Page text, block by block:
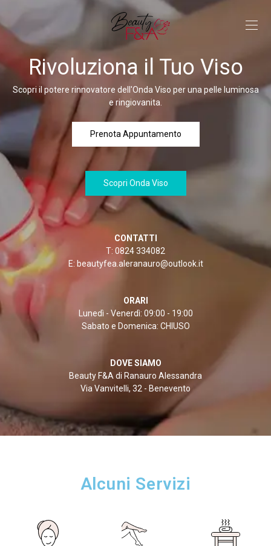
Rivoluziona il Tuo Viso
Scopri il potere rinnovatore dell'Onda Viso per una pelle luminosa
e ringiovanita.
Prenota Appuntamento
Scopri Onda Viso
CONTATTI
T: 0824 334082
E: beautyfea.aleranauro@outlook.it
ORARI
Lunedì - Venerdì: 09:00 - 19:00
Sabato e Domenica: CHIUSO
DOVE SIAMO
Beauty F&A di Ranauro Alessandra
Via Vanvitelli, 32 - Benevento
Alcuni Servizi